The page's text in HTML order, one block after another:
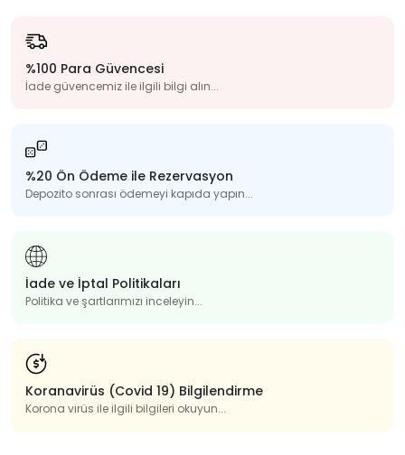
%100 Para Güvencesi
İade güvencemiz ile ilgili bilgi alın...
%20 Ön Ödeme ile Rezervasyon
Depozito sonrası ödemeyi kapıda yapın...
İade ve İptal Politikaları
Politika ve şartlarımızı inceleyin...
Koranavirüs (Covid 19) Bilgilendirme
Korona virüs ile ilgili bilgileri okuyun...